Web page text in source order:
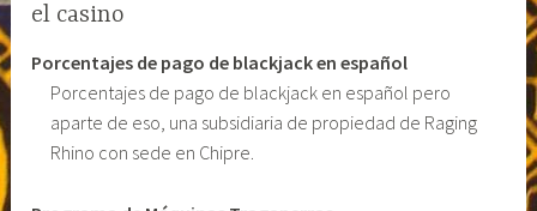
el casino
Porcentajes de pago de blackjack en español
Porcentajes de pago de blackjack en español pero
aparte de eso, una subsidiaria de propiedad de Raging
Rhino con sede en Chipre.